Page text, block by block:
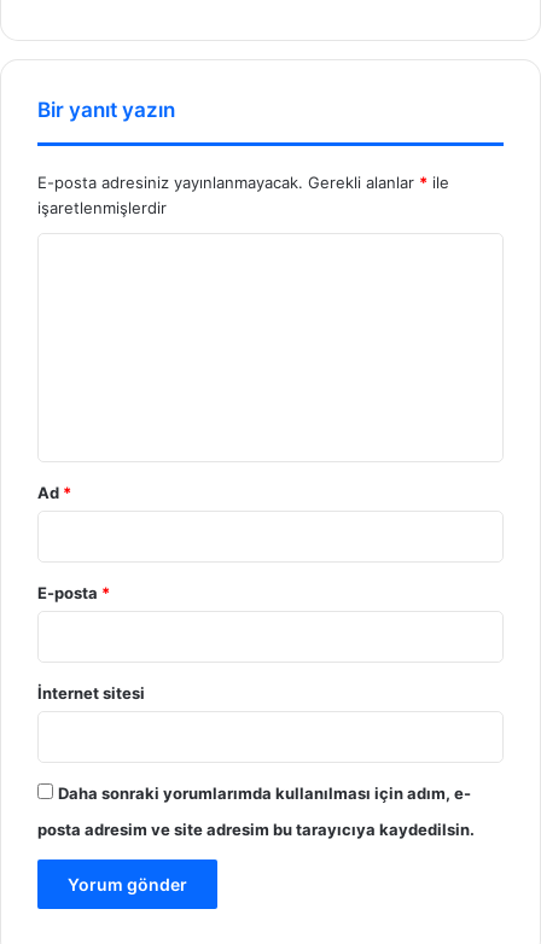
sit
Bir yanıt yazın
E-posta adresiniz yayınlanmayacak. Gerekli alanlar * ile
işaretlenmişlerdir
Ad *
E-posta *
İnternet sitesi
Daha sonraki yorumlarımda kullanılması için adım, e-
posta adresim ve site adresim bu tarayıcıya kaydedilsin.